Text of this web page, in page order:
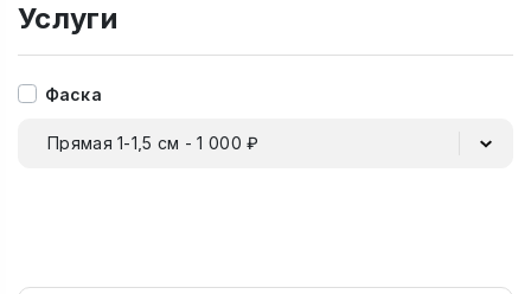
Услуги
Фаска
Прямая 1-1,5 см - 1 000 ₽